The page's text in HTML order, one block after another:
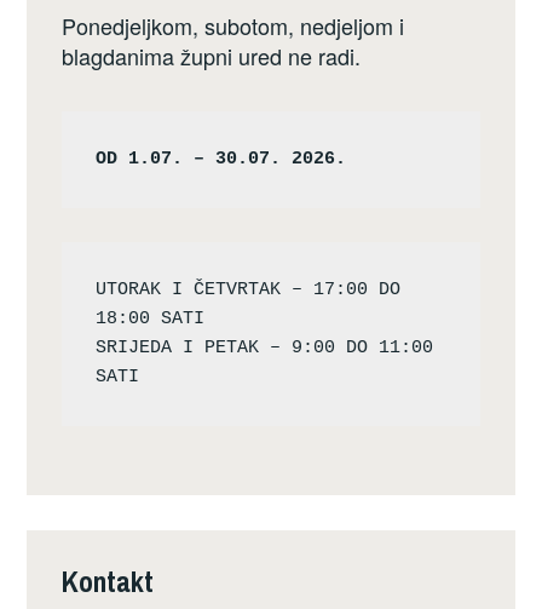
Ponedjeljkom, subotom, nedjeljom i
blagdanima župni ured ne radi.
OD 1.07. – 30.07. 2026.
UTORAK I ČETVRTAK – 17:00 DO
18:00 SATI
SRIJEDA I PETAK – 9:00 DO 11:00
Kontakt